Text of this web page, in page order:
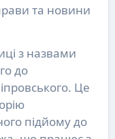
та новини
з назвами
до
Це
підйому до